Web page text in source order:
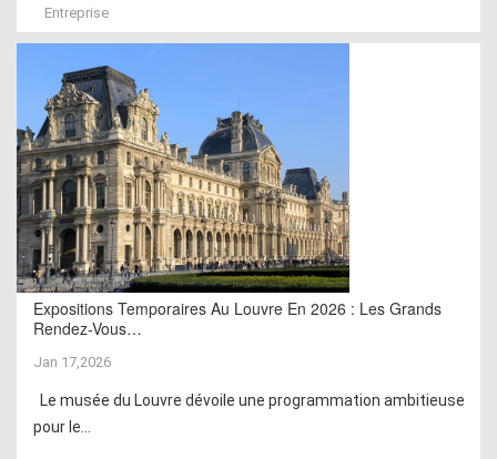
Entreprise
Expositions Temporaires Au Louvre En 2026 : Les Grands
Rendez-Vous…
Jan 17,2026
Le musée du Louvre dévoile une programmation ambitieuse
pour le...